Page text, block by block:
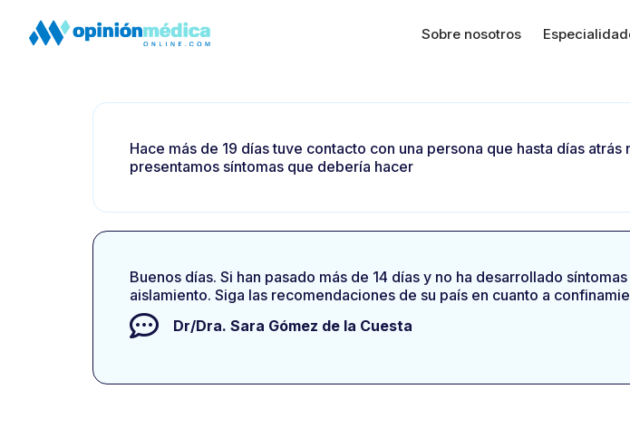
Sobre nosotros
Hace más de 19 días tuve contacto con una persona que hasta días
presentamos síntomas que debería hacer
Buenos días. Si han pasado más de 14 días y no ha desarrollado
aislamiento. Siga las recomendaciones de su país en cuanto a
Dr/Dra. Sara Gómez de la Cuesta